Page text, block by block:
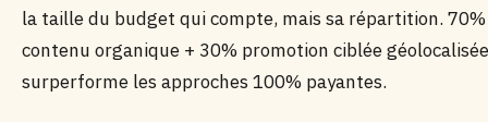
la taille du budget qui compte, mais sa répartition. 70%
contenu organique + 30% promotion ciblée géolocalisée
surperforme les approches 100% payantes.